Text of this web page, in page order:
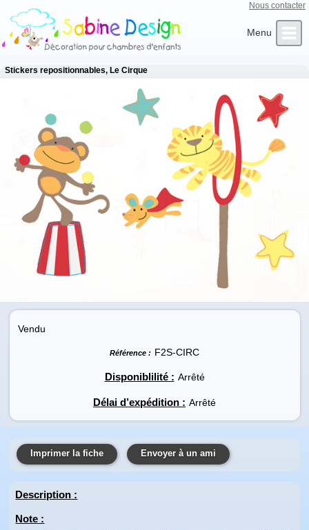
Nous contacter
Qui sommes-nous ?
Infos Clients
Stickers repositionnables, Le Cirque
Vendu
Référence : F2S-CIRC
Disponiblilité : Arrêté
Délai d’expédition : Arrêté
Imprimer la fiche Envoyer à un ami
Description :
Note :